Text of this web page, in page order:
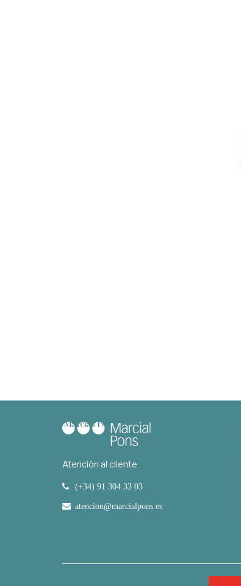
Atención al cliente
(+34) 91 304 33 03
atencion@marcialpons.es